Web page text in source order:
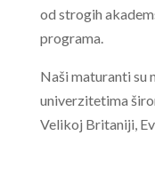
od strogih
programa.
Naši maturanti su
univerzitetima
Velikoj Britaniji,